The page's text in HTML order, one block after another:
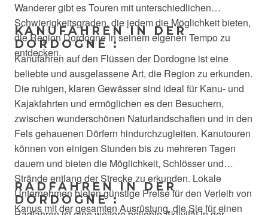
Wanderer gibt es Touren mit unterschiedlichen
Schwierigkeitsgraden, die jedem die Möglichkeit bieten,
die Region Dordogne in seinem eigenen Tempo zu
entdecken.
KANUFAHREN IN DER
DORDOGNE :
Kanufahren auf den Flüssen der Dordogne ist eine
beliebte und ausgelassene Art, die Region zu erkunden.
Die ruhigen, klaren Gewässer sind ideal für Kanu- und
Kajakfahrten und ermöglichen es den Besuchern,
zwischen wunderschönen Naturlandschaften und in den
Fels gehauenen Dörfern hindurchzugleiten. Kanutouren
können von einigen Stunden bis zu mehreren Tagen
dauern und bieten die Möglichkeit, Schlösser und
Strände entlang der Strecke zu erkunden. Lokale
Unternehmen bieten günstige Preise für den Verleih von
Kanus mit der gesamten Ausrüstung, die Sie für einen
RADFAHREN IN DER
DORDOGNE :